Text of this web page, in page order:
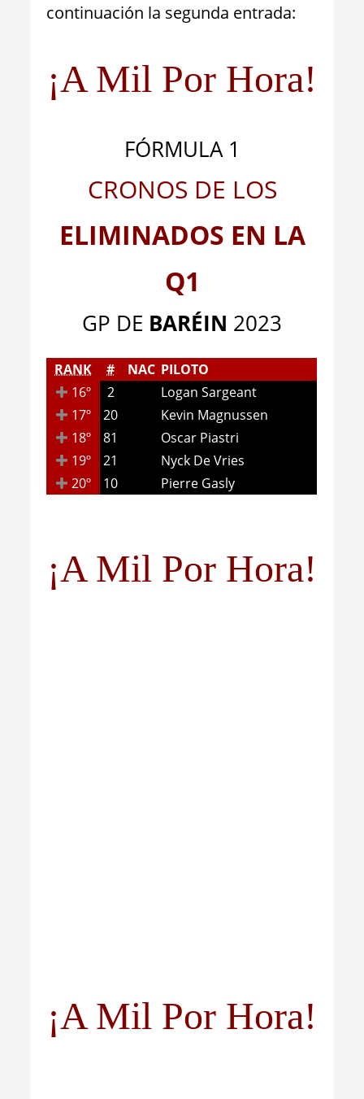
continuación la segunda entrada:
¡A Mil Por Hora!
FÓRMULA 1
CRONOS DE LOS
ELIMINADOS EN LA
Q1
GP DE BARÉIN 2023
RANK # NAC PILOTO
16º
2
Logan Sargeant
17º
20
Kevin Magnussen
18º
81
Oscar Piastri
19º
21
Nyck De Vries
20º
10 Pierre Gasly
¡A Mil Por Hora!
¡A Mil Por Hora!